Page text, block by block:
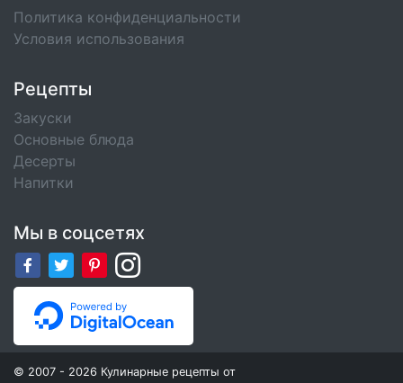
Политика конфиденциальности
Условия использования
Рецепты
Закуски
Основные блюда
Десерты
Напитки
Мы в соцсетях
© 2007 - 2026 Кулинарные рецепты от